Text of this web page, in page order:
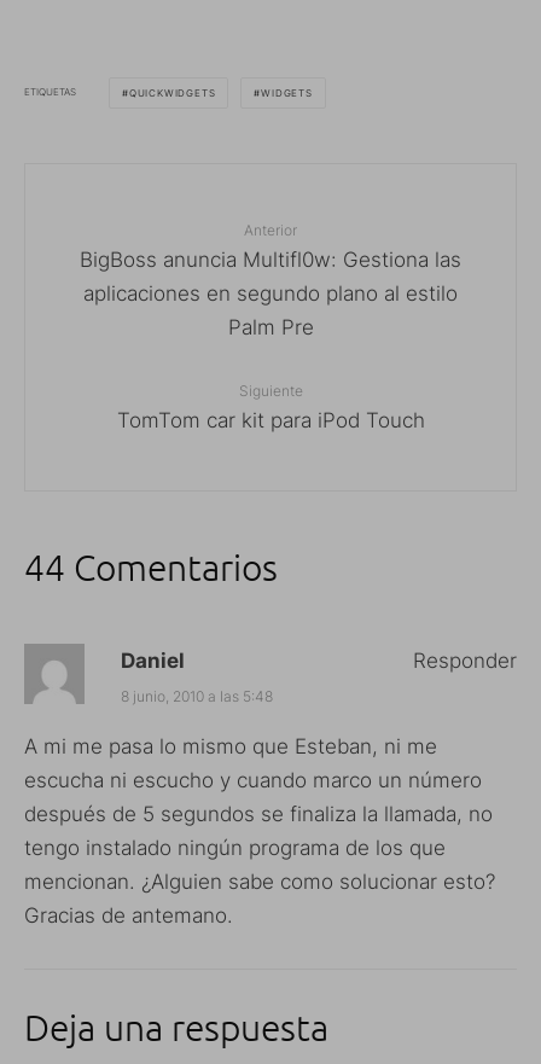
ETIQUETAS QUICKWIDGETS WIDGETS
Anterior
BigBoss anuncia Multifl0w: Gestiona las
aplicaciones en segundo plano al estilo
Palm Pre
Siguiente
TomTom car kit para iPod Touch
44 Comentarios
Daniel
8 junio, 2010 a las 5:48
A mi me pasa lo mismo que Esteban, ni me
escucha ni escucho y cuando marco un número
después de 5 segundos se finaliza la llamada, no
tengo instalado ningún programa de los que
mencionan. ¿Alguien sabe como solucionar esto?
Gracias de antemano.
Responder
Deja una respuesta